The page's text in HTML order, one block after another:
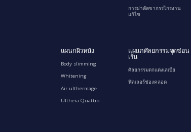
การผ่าตัดขากรรไกรงาน
แก้ไข
แผนกผิวหนัง
Body slimming
Whitening
Air ulthermage
Ulthera Quattro
แผนกศัลยกรรมจุดซ่อน
เร้น
ศัลยกรรมตกแต่งเลเบีย
ฟิลเลอร์ช่องคลอด